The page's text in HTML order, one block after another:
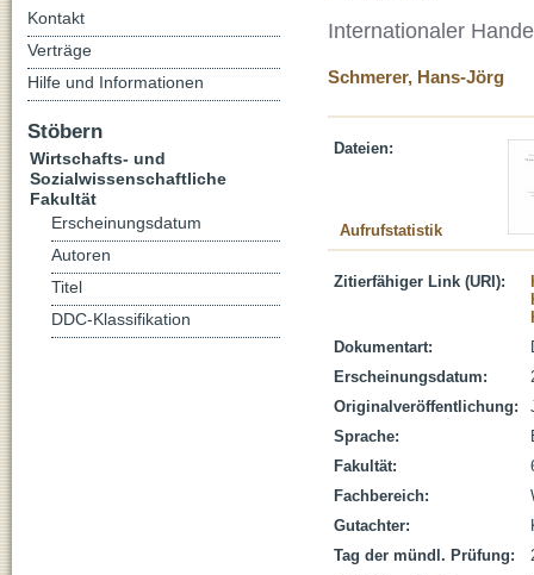
Internationaler
Schmerer, Hans-Jörg
Dateien:
Aufrufstatistik
Zitierfähiger Link (URI):
Dokumentart:
Erscheinungsdatum:
Originalveröffentlichung:
Sprache:
Fakultät:
Fachbereich:
Gutachter:
Tag der mündl. Prüfung:
Kontakt
Verträge
Hilfe und Informationen
Stöbern
Wirtschafts- und
Sozialwissenschaftliche
Fakultät
Erscheinungsdatum
Autoren
Titel
DDC-Klassifikation